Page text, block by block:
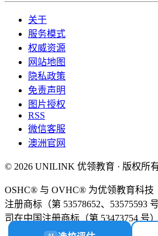
关于
服务模式
权威资源
网站地图
隐私政策
免责声明
图片授权
RSS
微信客服
澳洲官网
© 2026 UNILINK 优领教育 · 版权所
OSHC® 与 OVHC® 为优领教育科技
注册商标（第 53578652、53575593
司在中国注册商标（第 53473754 号）